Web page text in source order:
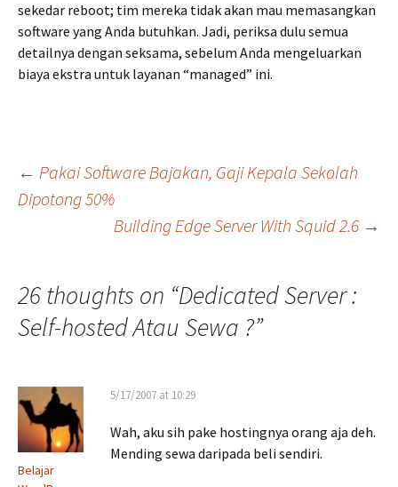
sekedar reboot; tim mereka tidak akan mau memasangkan
software yang Anda butuhkan. Jadi, periksa dulu semua
detailnya dengan seksama, sebelum Anda mengeluarkan
biaya ekstra untuk layanan “managed” ini.
Post
navigation
← Pakai Software Bajakan, Gaji Kepala Sekolah
Dipotong 50%
Building Edge Server With Squid 2.6 →
26 thoughts on “Dedicated Server :
Self-hosted Atau Sewa ?”
Belajar
5/17/2007 at 10:29
Wah, aku sih pake hostingnya orang aja deh.
Mending sewa daripada beli sendiri.